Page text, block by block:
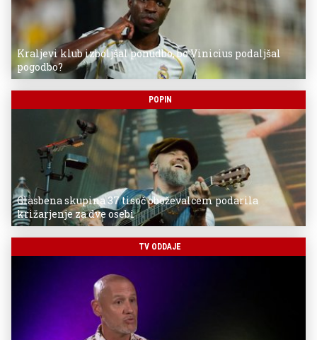
Kraljevi klub izboljšal ponudbo, bo Vinicius podaljšal
pogodbo?
POPIN
Glasbena skupina 37 tisoč oboževalcem podarila
križarjenje za dve osebi
TV ODDAJE